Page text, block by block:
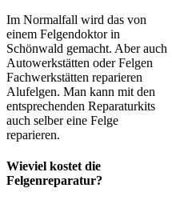
Im Normalfall wird das von
einem Felgendoktor in
Schönwald gemacht. Aber auch
Autowerkstätten oder Felgen
Fachwerkstätten reparieren
Alufelgen. Man kann mit den
entsprechenden Reparaturkits
auch selber eine Felge
reparieren.
Wieviel kostet die
Felgenreparatur?